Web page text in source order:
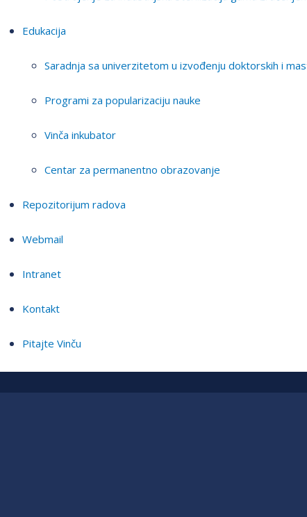
Edukacija
Saradnja sa univerzitetom u izvođenju doktorskih i
Programi za popularizaciju nauke
Vinča inkubator
Centar za permanentno obrazovanje
Repozitorijum radova
Webmail
Intranet
Kontakt
Pitajte Vinču